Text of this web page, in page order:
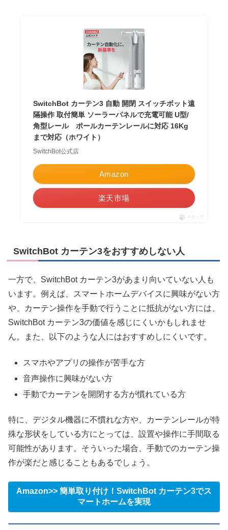
SwitchBot カーテン3 自動 開閉 スイッチボット遠
隔操作 取付簡単 ソーラーパネルで充電可能 U型/
角型レール ポールカーテンレールに対応 16Kg
まで対応（ホワイト）
SwitchBot公式店
Amazon
楽天市場
ポチップ
SwitchBot カーテン3をおすすめしない人
一方で、SwitchBot カーテン3があまり向いていない人も
います。例えば、スマートホームデバイスに興味がない方
や、カーテン操作を手動で行うことに抵抗がない方には、
SwitchBot カーテン3の価値を感じにくいかもしれませ
ん。また、以下のような人にはおすすめしにくいです。
スマホやアプリの操作が苦手な方
音声操作に興味がない方
手動でカーテンを開閉する方が慣れている方
特に、デジタル機器に不慣れな方や、カーテンレールが特
殊な形状をしている方にとっては、設置や操作に手間取る
可能性があります。そういった場合、手動でのカーテン操
作が楽だと感じることもあるでしょう。
Amazon>> 簡単取り付け！SwitchBot カーテン3でス
マートホームを実現